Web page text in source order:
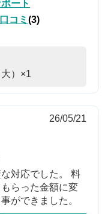
ート
口コミ (3)
）×1
26/05/21
対応でした。 料
らった金額に変
ができました。